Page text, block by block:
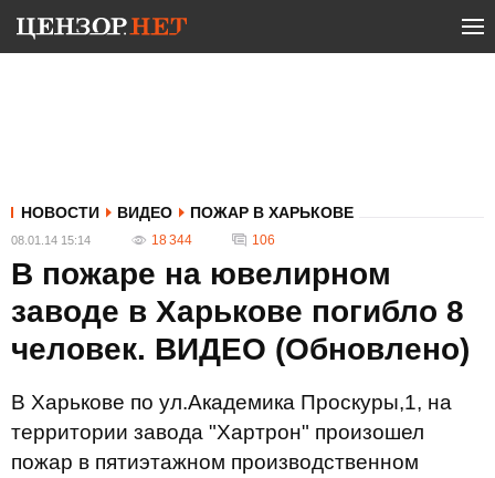
НОВОСТИ ВИДЕО ПОЖАР В ХАРЬКОВЕ
08.01.14 15:14 18 344 106
В пожаре на ювелирном
заводе в Харькове погибло 8
человек. ВИДЕО (Обновлено)
В Харькове по ул.Академика Проскуры,1, на
территории завода "Хартрон" произошел
пожар в пятиэтажном производственном